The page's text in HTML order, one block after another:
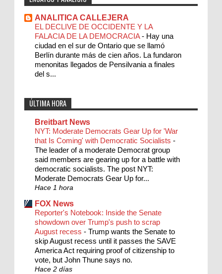
ANALITICA CALLEJERA
EL DECLIVE DE OCCIDENTE Y LA
FALACIA DE LA DEMOCRACIA- Hay una
ciudad en el sur de Ontario que se llamó
Berlín durante más de cien años. La fundaron
menonitas llegados de Pensilvania a finales
del s...
ÚLTIMA HORA
Breitbart News
NYT: Moderate Democrats Gear Up for 'War
that Is Coming' with Democratic Socialists -
The leader of a moderate Democrat group
said members are gearing up for a battle with
democratic socialists. The post NYT:
Moderate Democrats Gear Up for...
Hace 1 hora
FOX News
Reporter's Notebook: Inside the Senate
showdown over Trump's push to scrap
August recess - Trump wants the Senate to
skip August recess until it passes the SAVE
America Act requiring proof of citizenship to
vote, but John Thune says no.
Hace 2 días